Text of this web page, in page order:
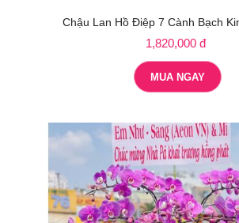
Chậu Lan Hồ Điệp 7 Cành Bạch
1,820,000 đ
MUA NGAY